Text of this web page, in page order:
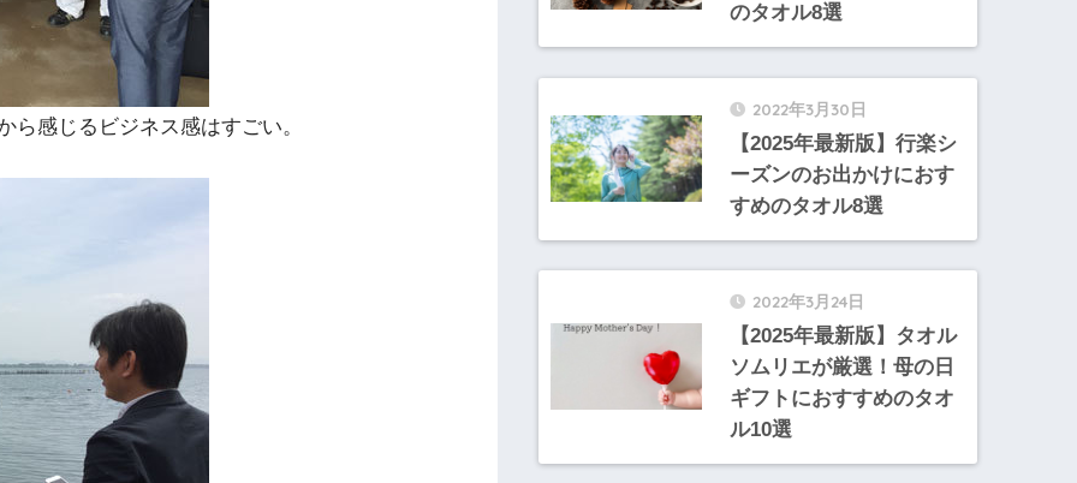
感じるビジネス感はすごい。
のタオル8選
2022年3月30日
【2025年最新版】行楽シ
ーズンのお出かけにおす
すめのタオル8選
2022年3月24日
【2025年最新版】タオル
ソムリエが厳選！母の日
ギフトにおすすめのタオ
ル10選